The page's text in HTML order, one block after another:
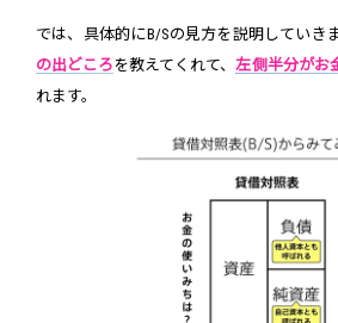
では、具体的にB/Sの見方を説明していきま
の出どころを教えてくれて、左側半分がお
れます。